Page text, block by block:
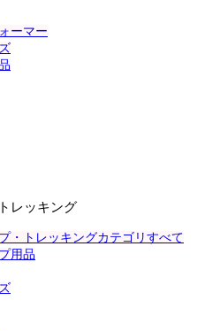
ーマー
レッキング
・トレッキングカテゴリすべて
用品